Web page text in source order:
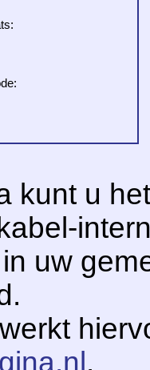
kunt u
uw
werkt
.